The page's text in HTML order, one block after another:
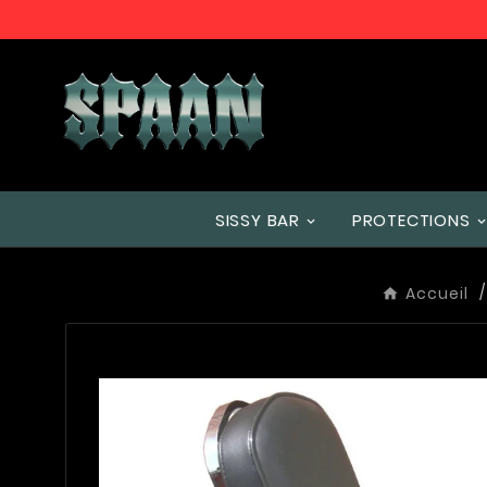
SISSY BAR PROTECTIONS
Accueil